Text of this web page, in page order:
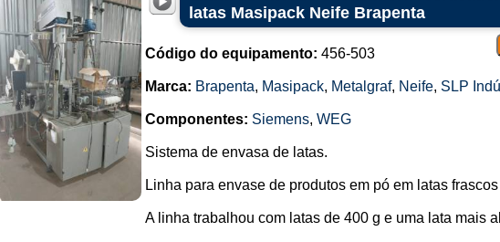
latas Masipack Neife Brapenta
Código do equipamento: 456-503
Marca: Brapenta, Masipack, Metalgraf, Neife, SLP
Componentes: Siemens, WEG
Sistema de envasa de latas.
Linha para envase de produtos em pó em latas
A linha trabalhou com latas de 400 g e uma lata mais